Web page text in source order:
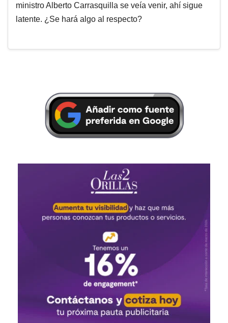
ministro Alberto Carrasquilla se veía venir, ahí sigue
latente. ¿Se hará algo al respecto?